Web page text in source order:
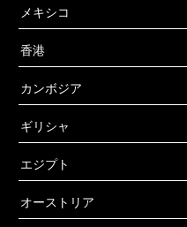
メキシコ
香港
カンボジア
ギリシャ
エジプト
オーストリア